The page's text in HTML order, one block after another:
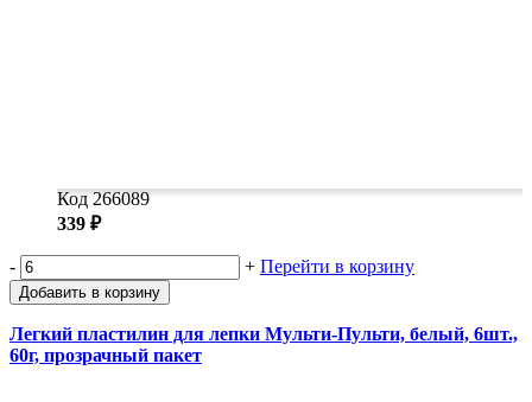
Код 266089
339 ₽
- + Перейти в корзину
Добавить в корзину
Легкий пластилин для лепки Мульти-Пульти, белый, 6шт.,
60г, прозрачный пакет